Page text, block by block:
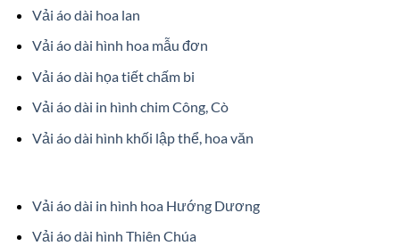
Vải áo dài hoa lan
Vải áo dài hình hoa mẫu đơn
Vải áo dài họa tiết chấm bi
Vải áo dài in hình chim Công, Cò
Vải áo dài hình khối lập thể, hoa văn
Vải áo dài in hình hoa Hướng Dương
Vải áo dài hình Thiên Chúa